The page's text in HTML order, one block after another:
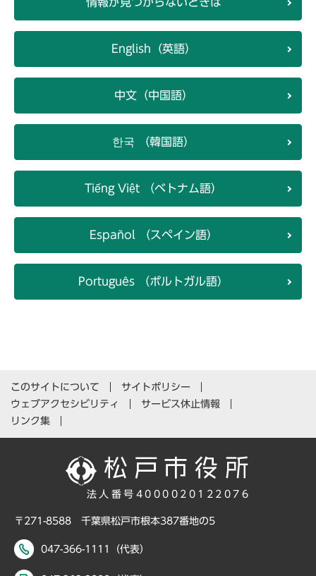
情報が見つからないときは
English（英語）
中文（中国語）
한국 （韓国語）
Tiếng Việt （ベトナム語）
Español （スペイン語）
Português （ポルトガル語）
このサイトについて
サイトポリシー
ウェブアクセシビリティ
サービス休止情報
リンク集
法人番号4000020122076
〒271-8588 千葉県松戸市根本387番地の5
047-366-1111（代表）